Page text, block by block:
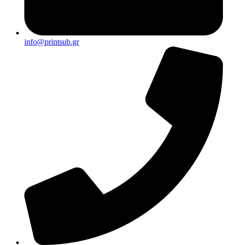
info@printsub.gr